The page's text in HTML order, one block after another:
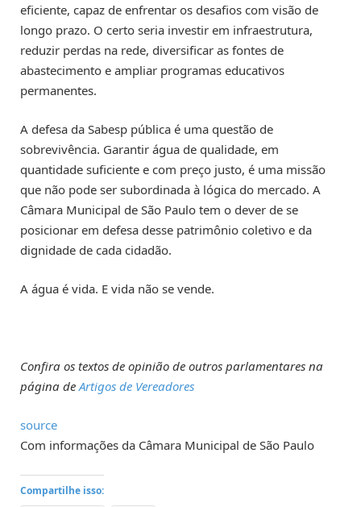
eficiente, capaz de enfrentar os desafios com visão de
longo prazo. O certo seria investir em infraestrutura,
reduzir perdas na rede, diversificar as fontes de
abastecimento e ampliar programas educativos
permanentes.
A defesa da Sabesp pública é uma questão de
sobrevivência. Garantir água de qualidade, em
quantidade suficiente e com preço justo, é uma missão
que não pode ser subordinada à lógica do mercado. A
Câmara Municipal de São Paulo tem o dever de se
posicionar em defesa desse patrimônio coletivo e da
dignidade de cada cidadão.
A água é vida. E vida não se vende.
Confira os textos de opinião de outros parlamentares na
página deArtigos de Vereadores
source
Com informações da Câmara Municipal de São Paulo
Compartilhe isso: